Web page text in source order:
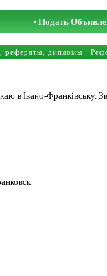
Подать
рефераты, дипломы :
в Івано-Франківську.